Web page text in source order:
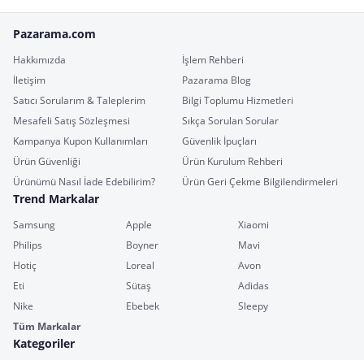
Pazarama.com
Hakkımızda
İşlem Rehberi
İletişim
Pazarama Blog
Satıcı Sorularım & Taleplerim
Bilgi Toplumu Hizmetleri
Mesafeli Satış Sözleşmesi
Sıkça Sorulan Sorular
Kampanya Kupon Kullanımları
Güvenlik İpuçları
Ürün Güvenliği
Ürün Kurulum Rehberi
Ürünümü Nasıl İade Edebilirim?
Ürün Geri Çekme Bilgilendirmeleri
Trend Markalar
Samsung Apple
Xiaomi
Philips
Boyner
Mavi
Hotiç
Loreal
Avon
Eti
Sütaş
Adidas
Nike
Ebebek
Sleepy
Tüm Markalar
Kategoriler